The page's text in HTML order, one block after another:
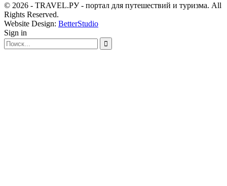
© 2026 - TRAVEL.РУ - портал для путешествий и туризма. All
Rights Reserved.
Website Design: BetterStudio
Sign in